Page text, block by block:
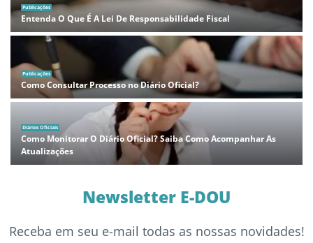
Publicações
Entenda O Que É A Lei De Responsabilidade Fiscal
Publicações
Como Consultar Processo no Diário Oficial?
Diários Oficiais
Como Monitorar O Diário Oficial? Saiba Como Acompanhar As
Atualizações
Newsletter E-DOU
Receba em seu e-mail todas as nossas novidades!